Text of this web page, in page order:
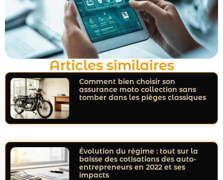
Articles similaires
Comment bien choisir son
assurance moto collection sans
tomber dans les pièges classiques
Évolution du régime : tout sur la
baisse des cotisations des auto-
entrepreneurs en 2022 et ses
impacts